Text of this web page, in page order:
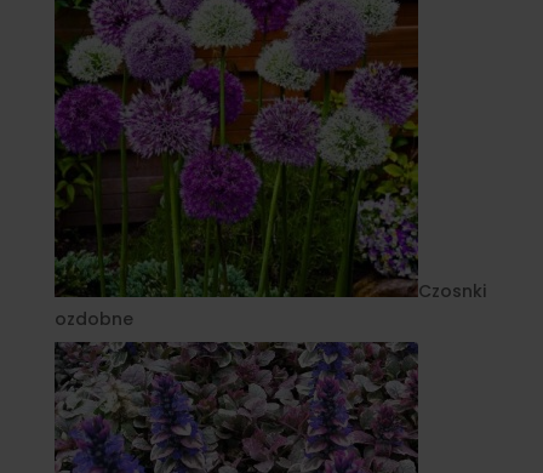
Czosnki
ozdobne